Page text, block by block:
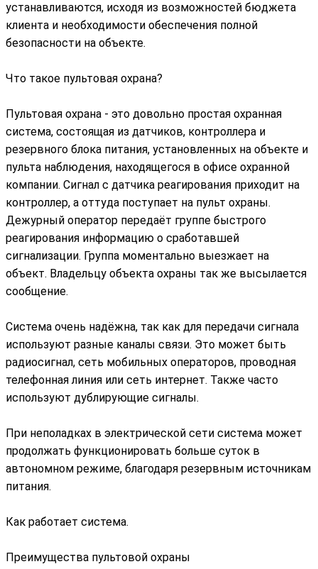
устанавливаются, исходя из возможностей бюджета
клиента и необходимости обеспечения полной
безопасности на объекте.
Что такое пультовая охрана?
Пультовая охрана - это довольно простая охранная
система, состоящая из датчиков, контроллера и
резервного блока питания, установленных на объекте и
пульта наблюдения, находящегося в офисе охранной
компании. Сигнал с датчика реагирования приходит на
контроллер, а оттуда поступает на пульт охраны.
Дежурный оператор передаёт группе быстрого
реагирования информацию о сработавшей
сигнализации. Группа моментально выезжает на
объект. Владельцу объекта охраны так же высылается
сообщение.
Система очень надёжна, так как для передачи сигнала
используют разные каналы связи. Это может быть
радиосигнал, сеть мобильных операторов, проводная
телефонная линия или сеть интернет. Также часто
используют дублирующие сигналы.
При неполадках в электрической сети система может
продолжать функционировать больше суток в
автономном режиме, благодаря резервным источникам
питания.
Как работает система.
Преимущества пультовой охраны